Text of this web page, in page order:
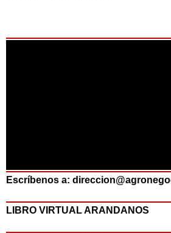
Escríbenos a:
LIBRO VIRTUAL ARANDANOS